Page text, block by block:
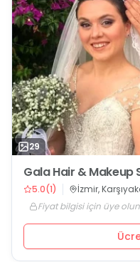
29
Gala Hair & Makeup
5.0(1)
İzmir,
Fiyat bilgisi için üye olun